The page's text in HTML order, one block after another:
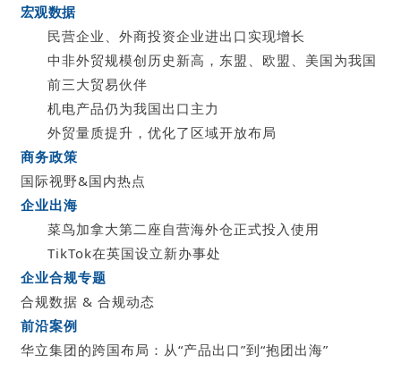
宏观数据
民营企业、外商投资企业进出口实现增长
中非外贸规模创历史新高，东盟、欧盟、美国为我国
前三大贸易伙伴
机电产品仍为我国出口主力
外贸量质提升，优化了区域开放布局
商务政策
国际视野&国内热点
企业出海
菜鸟加拿大第二座自营海外仓正式投入使用
TikTok在英国设立新办事处
企业合规专题
合规数据 & 合规动态
前沿案例
华立集团的跨国布局：从“产品出口”到“抱团出海”